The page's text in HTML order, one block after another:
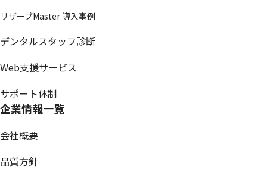
リザーブMaster 導入事例
デンタルスタッフ診断
Web支援サービス
サポート体制
企業情報一覧
会社概要
品質方針